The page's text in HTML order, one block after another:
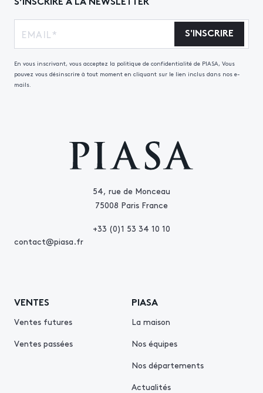
54, rue de Monceau
75008 Paris France
+33 (0)1 53 34 10 10
contact@piasa.fr
VENTES
Ventes futures
Ventes passées
PIASA
La maison
Nos équipes
Nos départements
Actualités
S'INSCRIRE
En vous inscrivant, vous acceptez la politique de confidentialité de PIASA, Vous
pouvez vous désinscrire à tout moment en cliquant sur le lien inclus dans nos e-
mails.